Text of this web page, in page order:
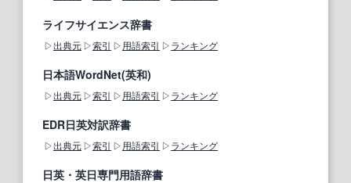
ライフサイエンス辞書
出典元 索引 用語索引 ランキング
日本語WordNet(英和)
出典元 索引 用語索引 ランキング
EDR日英対訳辞書
出典元 索引 用語索引 ランキング
日英・英日専門用語辞書